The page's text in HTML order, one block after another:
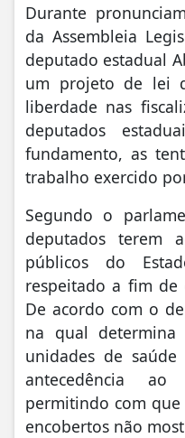
Durante
da Assembleia
deputado estadual
um projeto de lei
liberdade nas
deputados
fundamento, as
trabalho exercido
Segundo o
deputados terem
públicos do
respeitado a fim de
De acordo com o
na qual determina
unidades de saúde
antecedência
permitindo com que
encobertos não